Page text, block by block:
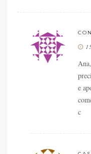
e
c